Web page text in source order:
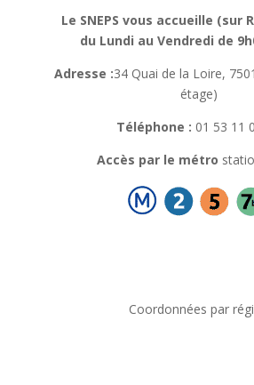
Le SNEPS vous accueille (sur
du Lundi au Vendredi de
Adresse :34 Quai de la Loire,
étage)
Téléphone : 01 53 11
Accès par le métro
Coordonnées par